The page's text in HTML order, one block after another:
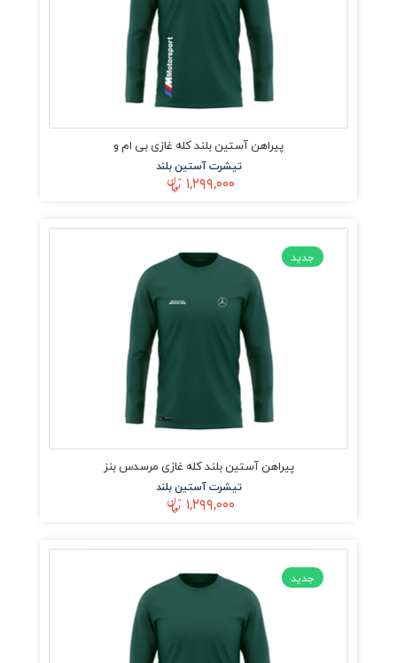
پیراهن آستین بلند کله غازی بی ام و
تیشرت آستین بلند
۱,۲۹۹,۰۰۰
جدید
پیراهن آستین بلند کله غازی مرسدس بنز
تیشرت آستین بلند
۱,۲۹۹,۰۰۰
جدید